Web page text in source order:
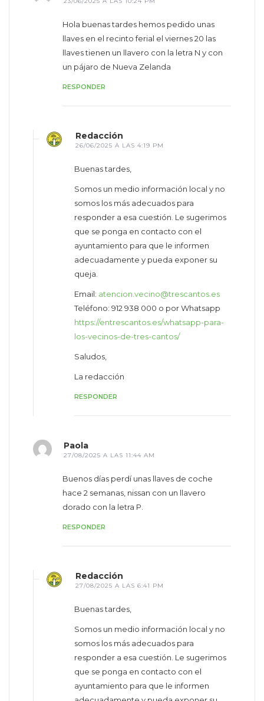
Hola buenas tardes hemos pedido unas
llaves en el recinto ferial el viernes 20 las
llaves tienen un llavero con la letra N y con
un pájaro de Nueva Zelanda
RESPONDER
Redacción
26/06/2025 A LAS 4:19 PM
Buenas tardes,
Somos un medio información local y no
somos los más adecuados para
responder a esa cuestión. Le sugerimos
que se ponga en contacto con el
ayuntamiento para que le informen
adecuadamente y pueda exponer su
queja.
Email: atencion.vecino@trescantos.es
Teléfono: 912 938 000 o por Whatsapp
https://entrescantos.es/whatsapp-para-
los-vecinos-de-tres-cantos/
Saludos,
La redacción
RESPONDER
Paola
27/08/2025 A LAS 11:44 AM
Buenos días perdí unas llaves de coche
hace 2 semanas, nissan con un llavero
dorado con la letra P.
RESPONDER
Redacción
27/08/2025 A LAS 6:41 PM
Buenas tardes,
Somos un medio información local y no
somos los más adecuados para
responder a esa cuestión. Le sugerimos
que se ponga en contacto con el
ayuntamiento para que le informen